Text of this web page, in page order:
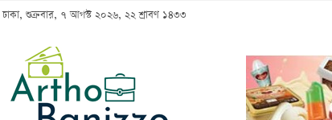
ঢাকা, শুক্রবার, ৭ আগস্ট ২০২৬, ২২ শ্রাবণ ১৪৩৩